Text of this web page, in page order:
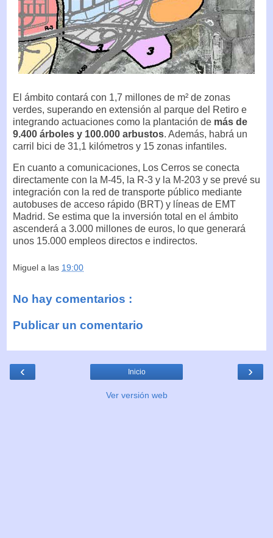
El ámbito contará con 1,7 millones de m² de zonas
verdes, superando en extensión al parque del Retiro e
integrando actuaciones como la plantación de más de
9.400 árboles y 100.000 arbustos. Además, habrá un
carril bici de 31,1 kilómetros y 15 zonas infantiles.
En cuanto a comunicaciones, Los Cerros se conecta
directamente con la M-45, la R-3 y la M-203 y se prevé su
integración con la red de transporte público mediante
autobuses de acceso rápido (BRT) y líneas de EMT
Madrid. Se estima que la inversión total en el ámbito
ascenderá a 3.000 millones de euros, lo que generará
unos 15.000 empleos directos e indirectos.
Miguel a las 19:00
No hay comentarios :
Publicar un comentario
‹ ›
Inicio
Ver versión web